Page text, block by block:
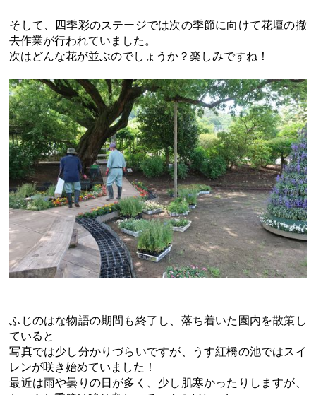
そして、四季彩のステージでは次の季節に向けて花壇の撤
去作業が行われていました。
次はどんな花が並ぶのでしょうか？楽しみですね！
ふじのはな物語の期間も終了し、落ち着いた園内を散策し
ていると
写真では少し分かりづらいですが、うす紅橋の池ではスイ
レンが咲き始めていました！
最近は雨や曇りの日が多く、少し肌寒かったりしますが、